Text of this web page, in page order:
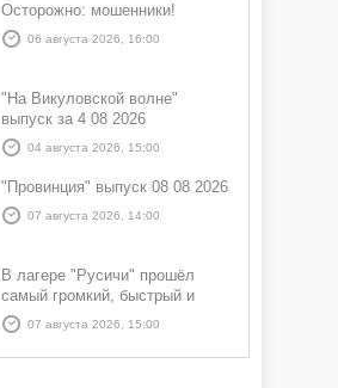
Осторожно: мошенники!
06 августа 2026, 16:00
"На Викуловской волне"
выпуск за 4 08 2026
04 августа 2026, 15:00
"Провинция" выпуск 08 08 2026
07 августа 2026, 14:00
В лагере "Русичи" прошёл
самый громкий, быстрый и
азартный час дня — Спортчас
07 августа 2026, 15:00